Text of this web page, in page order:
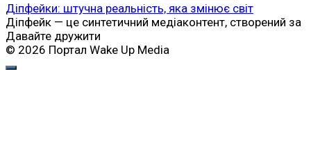
Діпфейки: штучна реальність, яка змінює світ
Діпфейк — це синтетичний медіаконтент, створений за
Давайте дружити
© 2026 Портал Wake Up Media